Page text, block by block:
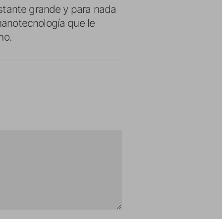
grande y para nada
que le